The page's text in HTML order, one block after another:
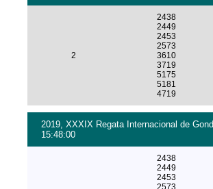
2
2438
2449
2453
2573
3610
3719
5175
5181
4719
2019, XXXIX Regata Internacional de
15:48:00
2438
2449
2453
2573